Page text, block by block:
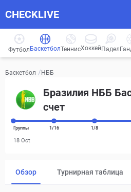
CHECKLIVE
Футбол БаскетболТеннисХоккей Падел
Баскетбол /НББ
Бразилия НББ
счет
Группы 1/16 1/8
18 Oct
Обзор Турнирная таблица